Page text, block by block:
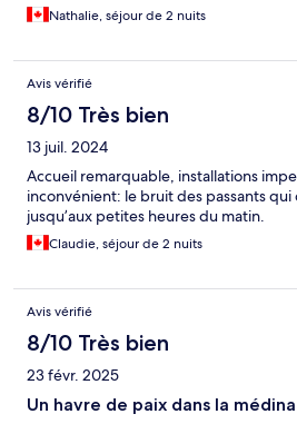
Nathalie, séjour de 2 nuits
Avis vérifié
8/10 Très bien
13 juil. 2024
Accueil remarquable, installations
inconvénient: le bruit des passants
jusqu’aux petites heures du matin.
Claudie, séjour de 2 nuits
Avis vérifié
8/10 Très bien
23 févr. 2025
Un havre de paix dans la médina